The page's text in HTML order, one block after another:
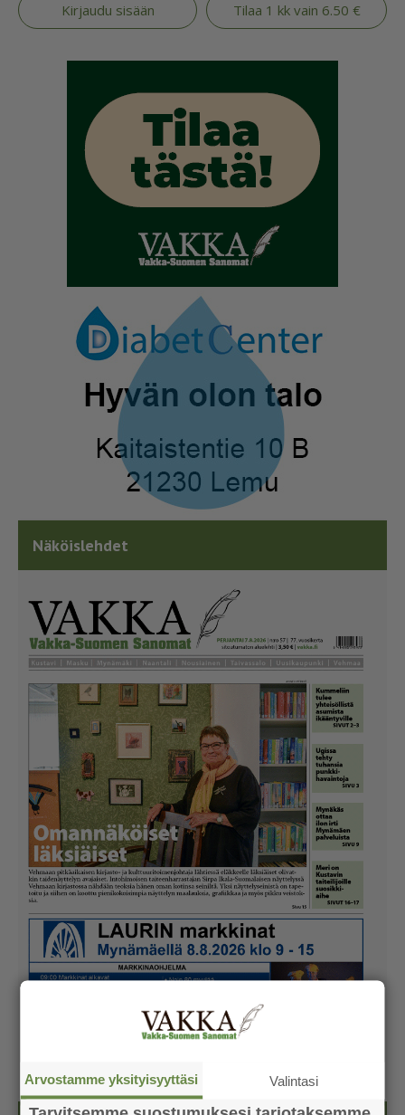
Kirjaudu sisään Tilaa 1 kk vain 6.50 €
Näköislehdet
Arvostamme yksityisyyttäsi Valintasi